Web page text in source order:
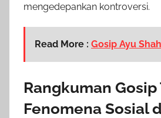
mengedepankan kontroversi.
Read More : Gosip Ayu
Rangkuman Gosip
Fenomena Sosial